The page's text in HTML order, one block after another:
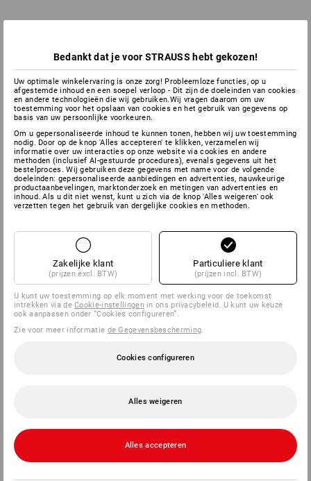
Bedankt dat je voor STRAUSS hebt gekozen!
Uw optimale winkelervaring is onze zorg! Probleemloze functies, op u
afgestemde inhoud en een soepel verloop - Dit zijn de doeleinden van cookies
en andere technologieën die wij gebruiken.Wij vragen daarom om uw
toestemming voor het opslaan van cookies en het gebruik van gegevens op
basis van uw persoonlijke voorkeuren.
Om u gepersonaliseerde inhoud te kunnen tonen, hebben wij uw toestemming
nodig. Door op de knop 'Alles accepteren' te klikken, verzamelen wij
informatie over uw interacties op onze website via cookies en andere
methoden (inclusief AI-gestuurde procedures), evenals gegevens uit het
bestelproces. Wij gebruiken deze gegevens met name voor de volgende
doeleinden: gepersonaliseerde aanbiedingen en advertenties, nauwkeurige
productaanbevelingen, marktonderzoek en metingen van advertenties en
inhoud. Als u dit niet wenst, kunt u zich via de knop 'Alles weigeren' ook
verzetten tegen het gebruik van dergelijke cookies en methoden.
Zakelijke klant
(prijzen excl. BTW)
Particuliere klant
(prijzen incl. BTW)
U kunt uw toestemming op elk moment met werking voor de toekomst
intrekken via deCookie-instellingenin ons privacybeleid. U kunt uw keuze
ook aanpassen onder “Cookies configureren”.
Zie voor meer informatie de Gegevensbescherming
Cookies configureren
Alles weigeren
Alles accepteren